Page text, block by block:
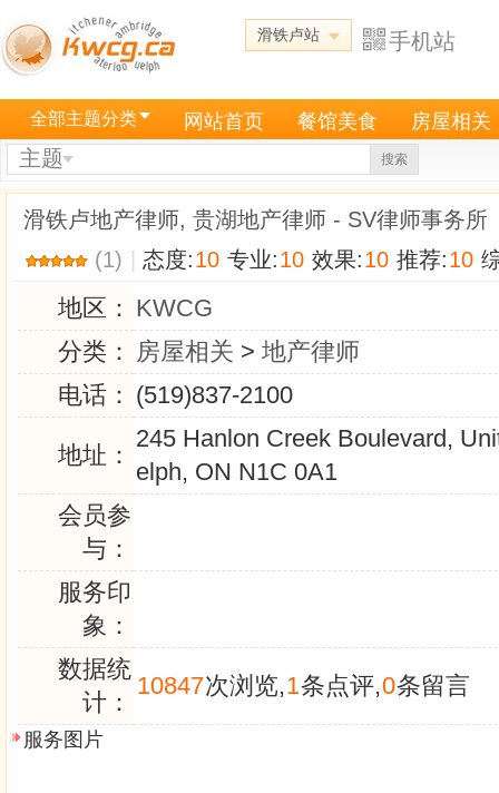
滑铁卢站 手机站
全部主题分类 网站首页 餐馆美食 房屋相关
主题 搜索
滑铁卢地产律师, 贵湖地产律师 - SV律师事务所
(1)
态度:10 专业:10 效果:10 推荐:10
地区： KWCG
分类： 房屋相关 > 地产律师
电话： (519)837-2100
地址：
245 Hanlon Creek Boulevard,
elph, ON N1C 0A1
会员参
与：
服务印
象：
数据统
计：
10847次浏览,1条点评,0条留言
服务图片